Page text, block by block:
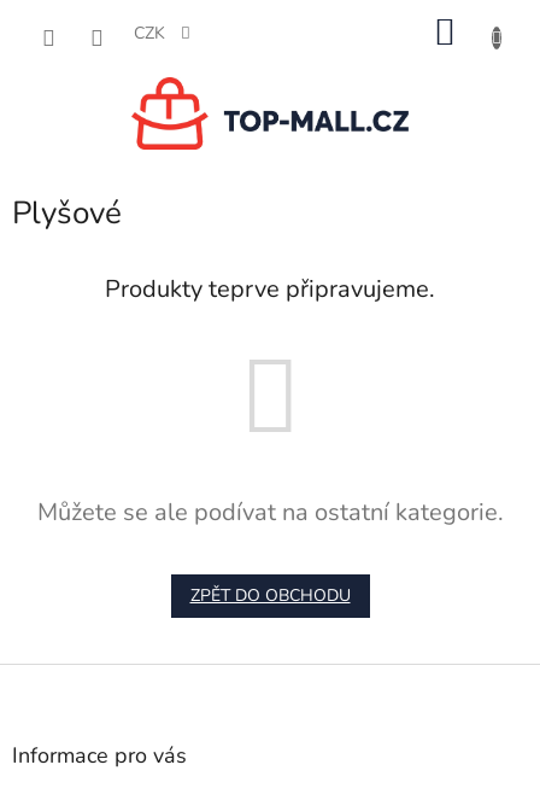
CZK
Plyšové
Produkty teprve připravujeme.
Můžete se ale podívat na ostatní kategorie.
ZPĚT DO OBCHODU
Z
Informace pro vás